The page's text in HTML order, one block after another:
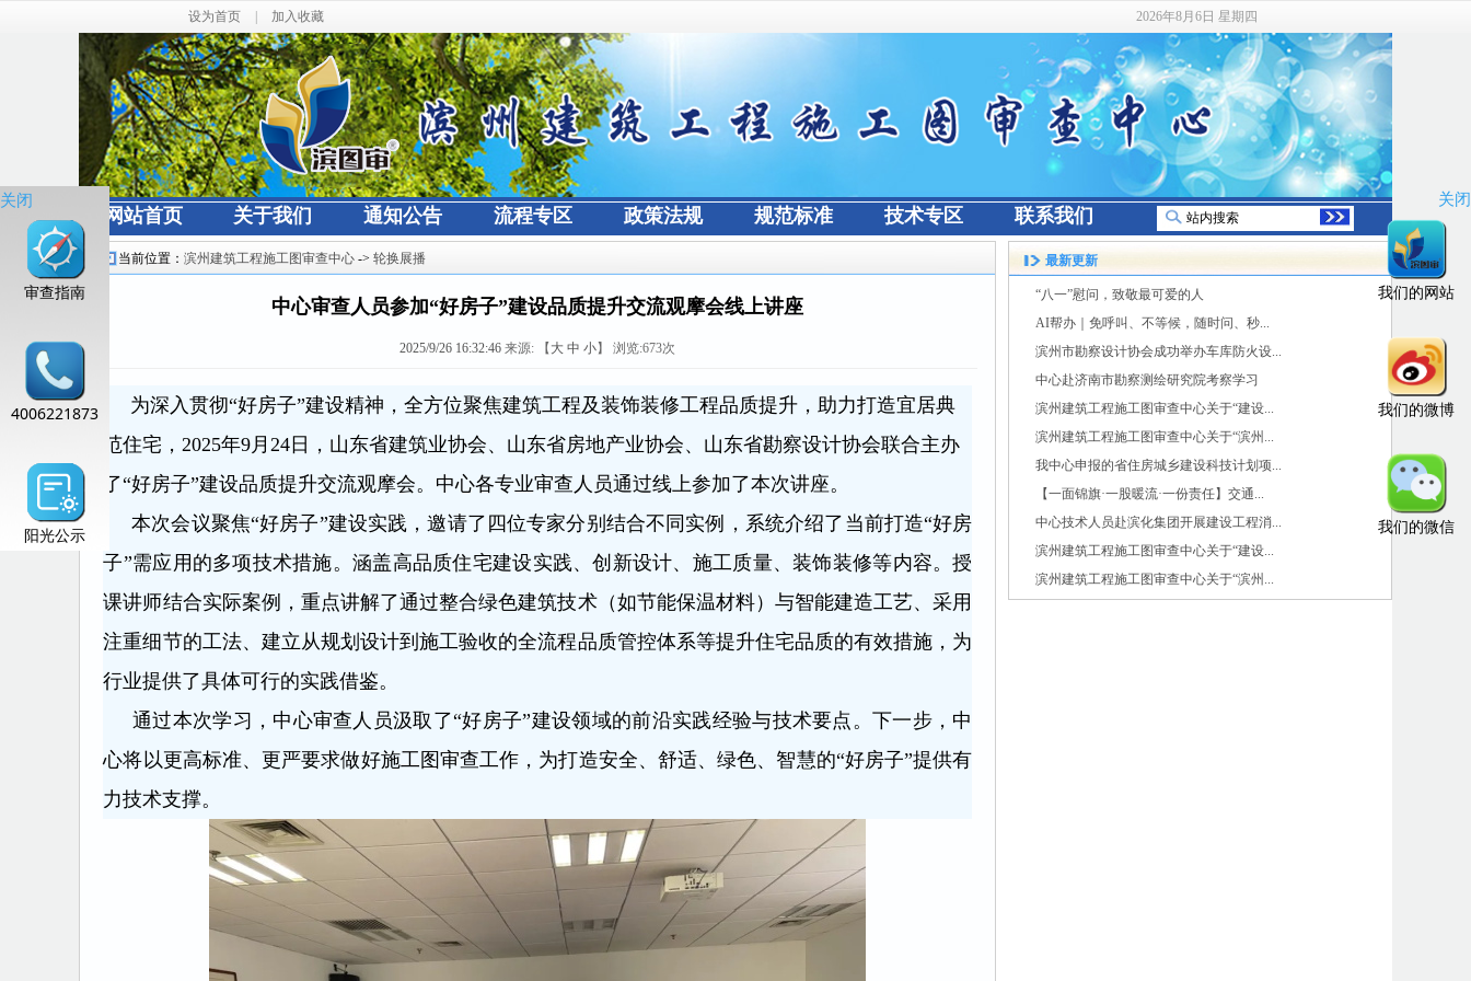
设为首页 加入收藏 2026年8月6日 星期四
网站首页 关于我们 通知公告 流程专区 政策法规 规范标准 技术专区 联系我们
当前位置：滨州建筑工程施工图审查中心 ->轮换展播
中心审查人员参加“好房子”建设品质提升交流观摩会线上讲座
2025/9/26 16:32:46 来源: 【 大 中 小】 浏览:673次
为深入贯彻“好房子”建设精神，全方位聚焦建筑工程及装饰装修工程品质提升，助力打造宜居典
范住宅，2025年9月24日，山东省建筑业协会、山东省房地产业协会、山东省勘察设计协会联合主办
了“好房子”建设品质提升交流观摩会。中心各专业审查人员通过线上参加了本次讲座。
本次会议聚焦“好房子”建设实践，邀请了四位专家分别结合不同实例，系统介绍了当前打造“好房
子”需应用的多项技术措施。涵盖高品质住宅建设实践、创新设计、施工质量、装饰装修等内容。授
课讲师结合实际案例，重点讲解了通过整合绿色建筑技术（如节能保温材料）与智能建造工艺、采用
注重细节的工法、建立从规划设计到施工验收的全流程品质管控体系等提升住宅品质的有效措施，为
行业提供了具体可行的实践借鉴。
通过本次学习，中心审查人员汲取了“好房子”建设领域的前沿实践经验与技术要点。下一步，中
心将以更高标准、更严要求做好施工图审查工作，为打造安全、舒适、绿色、智慧的“好房子”提供有
力技术支撑。
最新更新
“八一”慰问，致敬最可爱的人
AI帮办｜免呼叫、不等候，随时问、秒...
滨州市勘察设计协会成功举办车库防火设...
中心赴济南市勘察测绘研究院考察学习
滨州建筑工程施工图审查中心关于“建设...
滨州建筑工程施工图审查中心关于“滨州...
我中心申报的省住房城乡建设科技计划项...
【一面锦旗·一股暖流·一份责任】交通...
中心技术人员赴滨化集团开展建设工程消...
滨州建筑工程施工图审查中心关于“建设...
滨州建筑工程施工图审查中心关于“滨州...
关闭
审查指南
4006221873
阳光公示
关闭
我们的网站
我们的微博
我们的微信